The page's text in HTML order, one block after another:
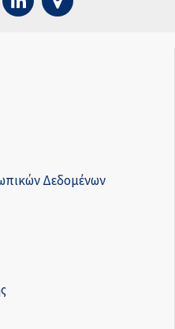
Δεδομένων